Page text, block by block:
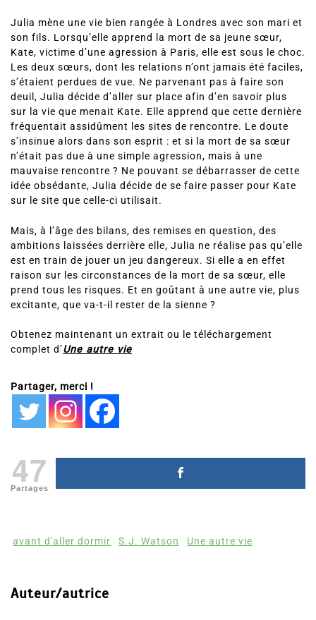
Julia mène une vie bien rangée à Londres avec son mari et
son fils. Lorsqu’elle apprend la mort de sa jeune sœur,
Kate, victime d’une agression à Paris, elle est sous le choc.
Les deux sœurs, dont les relations n’ont jamais été faciles,
s’étaient perdues de vue. Ne parvenant pas à faire son
deuil, Julia décide d’aller sur place afin d’en savoir plus
sur la vie que menait Kate. Elle apprend que cette dernière
fréquentait assidûment les sites de rencontre. Le doute
s’insinue alors dans son esprit : et si la mort de sa sœur
n’était pas due à une simple agression, mais à une
mauvaise rencontre ? Ne pouvant se débarrasser de cette
idée obsédante, Julia décide de se faire passer pour Kate
sur le site que celle-ci utilisait.
Mais, à l’âge des bilans, des remises en question, des
ambitions laissées derrière elle, Julia ne réalise pas qu’elle
est en train de jouer un jeu dangereux. Si elle a en effet
raison sur les circonstances de la mort de sa sœur, elle
prend tous les risques. Et en goûtant à une autre vie, plus
excitante, que va-t-il rester de la sienne ?
Obtenez maintenant un extrait ou le téléchargement
complet d’Une autre vie
Partager, merci !
47
Partages
avant d'aller dormir S.J. Watson Une autre vie
Auteur/autrice